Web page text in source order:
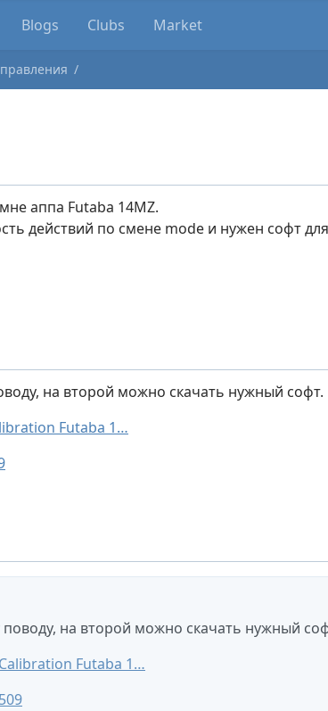
Blogs Clubs Market
аппа Futaba 14MZ.
действий по смене mode и нужен софт
на второй можно скачать нужный софт.
Futaba 1…
на второй можно скачать нужный
Futaba 1…